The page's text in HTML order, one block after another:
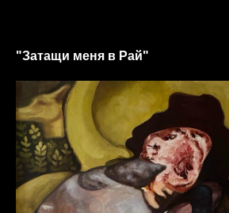
"Затащи меня в Рай"